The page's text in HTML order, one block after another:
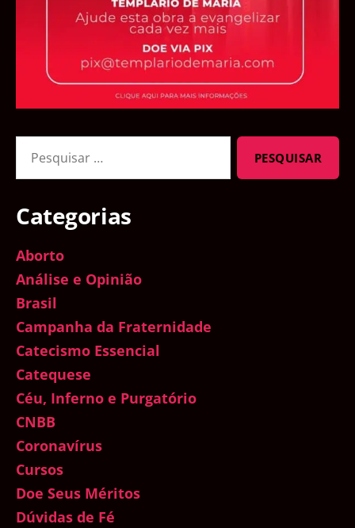
por:
Categorias
Aborto
Análise e Opinião
Brasil
Campanha da Fraternidade
Catecismo Essencial
Catequese
Céu, Inferno e Purgatório
CNBB
Coronavírus
Cursos
Doe Seus Méritos
Dúvidas de Fé